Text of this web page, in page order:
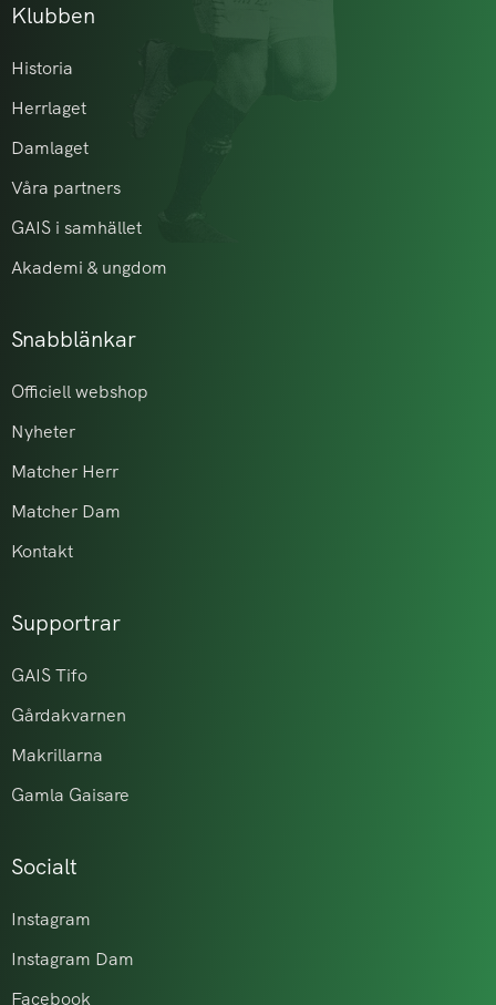
Klubben
Historia
Herrlaget
Damlaget
Våra partners
GAIS i samhället
Akademi & ungdom
Snabblänkar
Officiell webshop
Nyheter
Matcher Herr
Matcher Dam
Kontakt
Supportrar
GAIS Tifo
Gårdakvarnen
Makrillarna
Gamla Gaisare
Socialt
Instagram
Instagram Dam
Facebook